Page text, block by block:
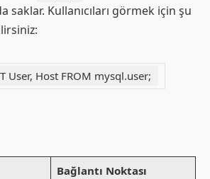
saklar. Kullanıcıları görmek için şu
User, Host FROM mysql.user;
Bağlantı Noktası